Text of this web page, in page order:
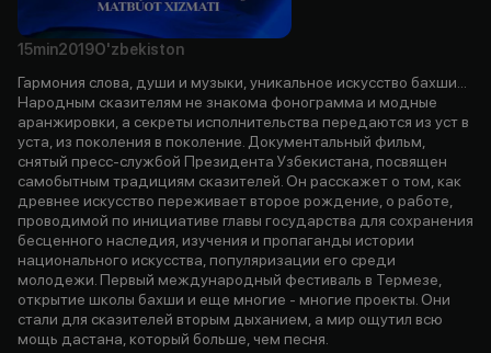
15min2019O'zbekiston
Гармония слова, души и музыки, уникальное искусство бахши...
Народным сказителям не знакома фонограмма и модные
аранжировки, а секреты исполнительства передаются из уст в
уста, из поколения в поколение. Документальный фильм,
снятый пресс-службой Президента Узбекистана, посвящен
самобытным традициям сказителей. Он расскажет о том, как
древнее искусство переживает второе рождение, о работе,
проводимой по инициативе главы государства для сохранения
бесценного наследия, изучения и пропаганды истории
национального искусства, популяризации его среди
молодежи. Первый международный фестиваль в Термезе,
открытие школы бахши и еще многие - многие проекты. Они
стали для сказителей вторым дыханием, а мир ощутил всю
мощь дастана, который больше, чем песня.